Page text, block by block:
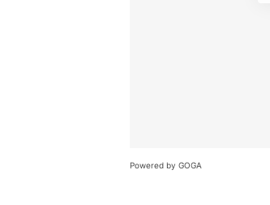
Powered by GOGA